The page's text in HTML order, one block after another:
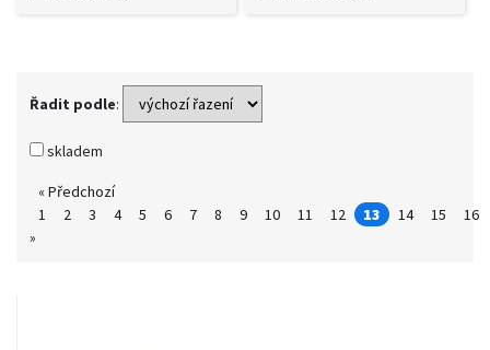
Řadit podle:
skladem
« Předchozí
1
2 3 4 5 6 7 8 9 10 11 12 13 14 15
16
»